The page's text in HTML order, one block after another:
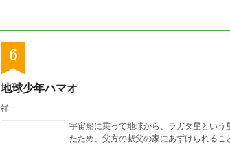
6
地球少年ハマオ
祥一
宇宙船に乗って地球から、ラガタ星とい
たため、父方の叔父の家にあずけられる